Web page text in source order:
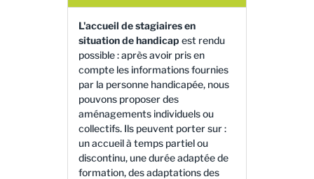
L'accueil de stagiaires en
situation de handicap est rendu
possible : après avoir pris en
compte les informations fournies
par la personne handicapée, nous
pouvons proposer des
aménagements individuels ou
collectifs. Ils peuvent porter sur :
un accueil à temps partiel ou
discontinu, une durée adaptée de
formation, des adaptations des